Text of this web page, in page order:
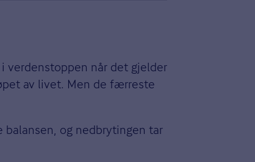
i verdenstoppen når det gjelder
av livet. Men de færreste
og nedbrytingen tar